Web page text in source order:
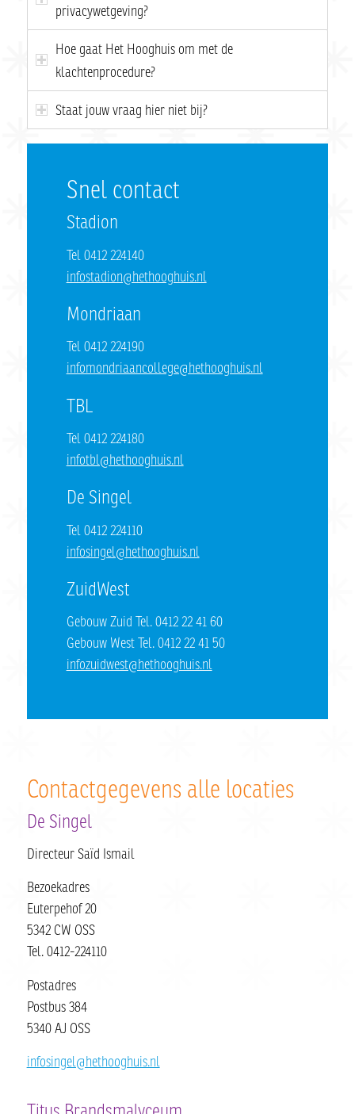
privacywetgeving?
Hoe gaat Het Hooghuis om met de
klachtenprocedure?
Staat jouw vraag hier niet bij?
Snel contact
Stadion
Tel 0412 224140
infostadion@hethooghuis.nl
Mondriaan
Tel 0412 224190
infomondriaancollege@hethooghuis.nl
TBL
Tel 0412 224180
infotbl@hethooghuis.nl
De Singel
Tel 0412 224110
infosingel@hethooghuis.nl
ZuidWest
Gebouw Zuid Tel. 0412 22 41 60
Gebouw West Tel. 0412 22 41 50
infozuidwest@hethooghuis.nl
Contactgegevens alle locaties
De Singel
Directeur Saïd Ismail
Bezoekadres
Euterpehof 20
5342 CW OSS
Tel. 0412-224110
Postadres
Postbus 384
5340 AJ OSS
infosingel@hethooghuis.nl